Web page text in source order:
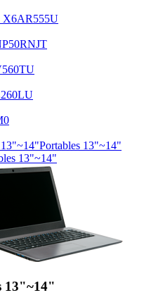
Portables 13"~14"
13"~14"
13"~14"